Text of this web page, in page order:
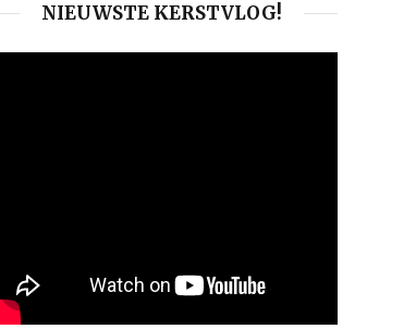
NIEUWSTE KERSTVLOG!